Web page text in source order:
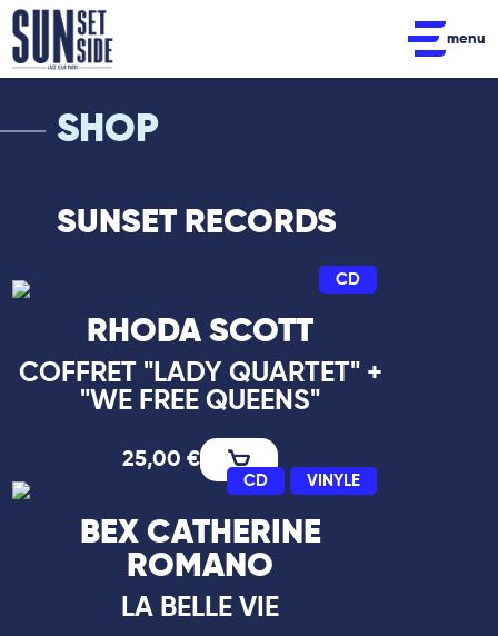
menu
SHOP
SUNSET RECORDS
CD
RHODA SCOTT
COFFRET "LADY QUARTET" +
"WE FREE QUEENS"
25,00€
CD VINYLE
BEX CATHERINE
ROMANO
LA BELLE VIE